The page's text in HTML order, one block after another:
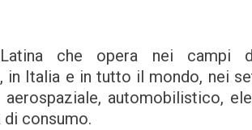
che opera nei campi
in Italia e in tutto il mondo, nei
aerospaziale, automobilistico,
consumo.